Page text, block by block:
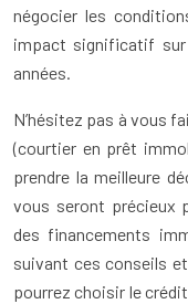
négocier les
impact significatif sur
années.
N’hésitez pas à vous
(courtier en prêt
prendre la meilleure
vous seront précieux
des financements
suivant ces conseils
pourrez choisir le